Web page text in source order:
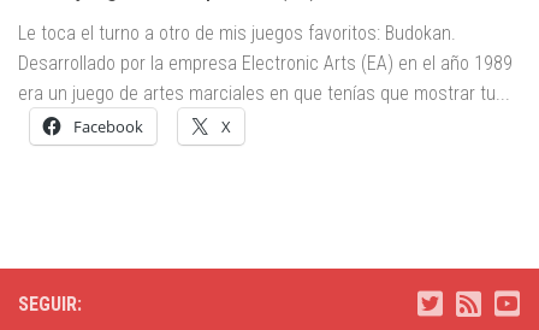
Le toca el turno a otro de mis juegos favoritos: Budokan.
Desarrollado por la empresa Electronic Arts (EA) en el año 1989
era un juego de artes marciales en que tenías que mostrar tu...
Facebook X
SEGUIR: